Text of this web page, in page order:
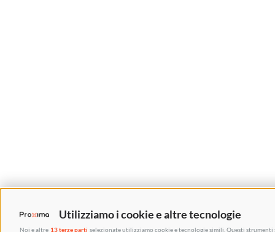
Utilizziamo i cookie e altre tecnologie
Noi e altre 13 terze parti selezionate utilizziamo cookie e tecnologie simili. Questi